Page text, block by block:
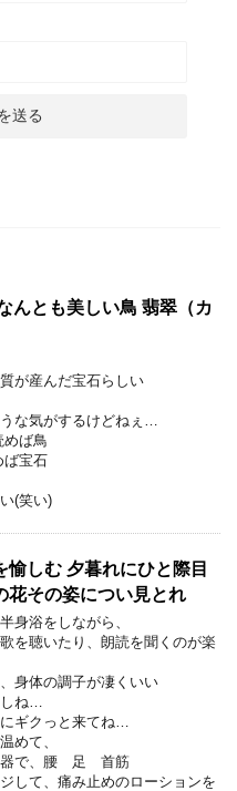
んとも美しい鳥 翡翠（カ
が産んだ宝石らしい
な気がするけどねぇ…
めば鳥
ば宝石
(笑い)
愉しむ 夕暮れにひと際目
花その姿につい見とれ
身浴をしながら、
を聴いたり、朗読を聞くのが楽
身体の調子が凄くいい
ね…
ギクっと来てね…
めて、
器で、腰 足 首筋
して、痛み止めのローションを